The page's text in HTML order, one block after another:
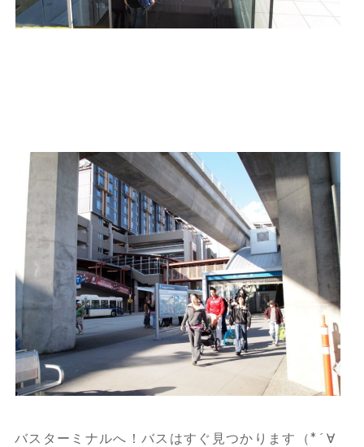
バスターミナルへ！バスはすぐ見つかります（*´∀